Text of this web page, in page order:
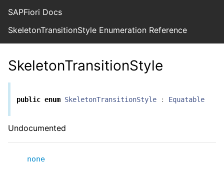
SAPFiori Docs
SkeletonTransitionStyle Enumeration Reference
SkeletonTransitionStyle
public enum SkeletonTransitionStyle : Equatable
Undocumented
none